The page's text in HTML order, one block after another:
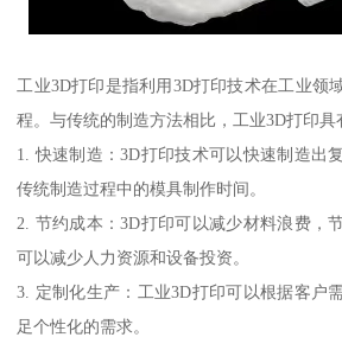
工业3D打印是指利用3D打印技术在工业领
程。与传统的制造方法相比，工业3D打印具
1. 快速制造：3D打印技术可以快速制造出
传统制造过程中的模具制作时间。
2. 节约成本：3D打印可以减少材料浪费，
可以减少人力资源和设备投资。
3. 定制化生产：工业3D打印可以根据客户
足个性化的需求。